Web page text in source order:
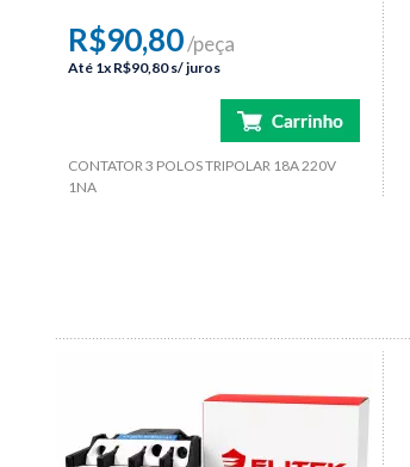
R$90,80/peça
Até 1x R$90,80s/ juros
CONTATOR 3 POLOS TRIPOLAR 18A 220V
1NA